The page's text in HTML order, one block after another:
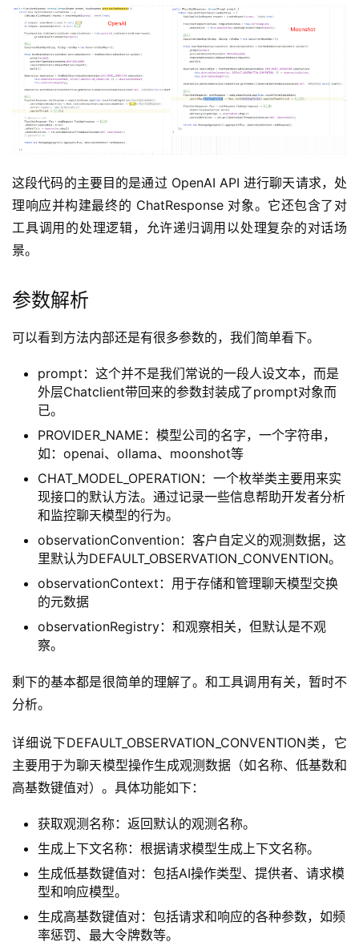
这段代码的主要目的是通过 OpenAI API 进行聊天请求，处
理响应并构建最终的 ChatResponse 对象。它还包含了对
工具调用的处理逻辑，允许递归调用以处理复杂的对话场
景。
参数解析
可以看到方法内部还是有很多参数的，我们简单看下。
prompt：这个并不是我们常说的一段人设文本，而是
外层Chatclient带回来的参数封装成了prompt对象而
已。
PROVIDER_NAME：模型公司的名字，一个字符串，
如：openai、ollama、moonshot等
CHAT_MODEL_OPERATION：一个枚举类主要用来实
现接口的默认方法。通过记录一些信息帮助开发者分析
和监控聊天模型的行为。
observationConvention：客户自定义的观测数据，这
里默认为DEFAULT_OBSERVATION_CONVENTION。
observationContext：用于存储和管理聊天模型交换
的元数据
observationRegistry：和观察相关，但默认是不观
察。
剩下的基本都是很简单的理解了。和工具调用有关，暂时不
分析。
详细说下DEFAULT_OBSERVATION_CONVENTION类，它
主要用于为聊天模型操作生成观测数据（如名称、低基数和
高基数键值对）。具体功能如下：
获取观测名称：返回默认的观测名称。
生成上下文名称：根据请求模型生成上下文名称。
生成低基数键值对：包括AI操作类型、提供者、请求模
型和响应模型。
生成高基数键值对：包括请求和响应的各种参数，如频
率惩罚、最大令牌数等。